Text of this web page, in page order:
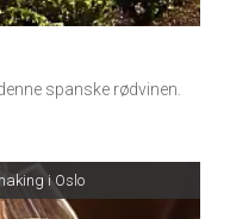
spanske rødvinen.
i Oslo